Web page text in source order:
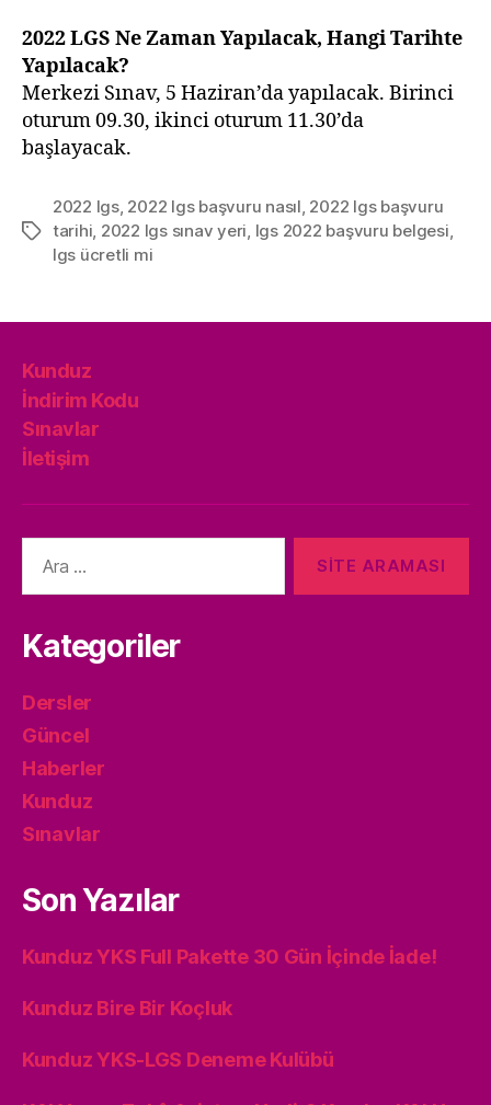
2022 LGS Ne Zaman Yapılacak, Hangi Tarihte
Yapılacak?
Merkezi Sınav, 5 Haziran’da yapılacak. Birinci
oturum 09.30, ikinci oturum 11.30’da
başlayacak.
Etiketler
2022 lgs, 2022 lgs başvuru nasıl 2022 lgs başvuru
tarihi 2022 lgs sınav yeri lgs 2022 başvuru belgesi
lgs ücretli mi
Kunduz
İndirim Kodu
Sınavlar
İletişim
yap:
Kategoriler
Dersler
Güncel
Haberler
Kunduz
Sınavlar
Son Yazılar
Kunduz YKS Full Pakette 30 Gün İçinde İade!
Kunduz Bire Bir Koçluk
Kunduz YKS-LGS Deneme Kulübü